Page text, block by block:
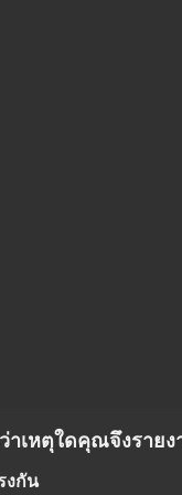
าเหตุใดคุณจึงราย
งกัน